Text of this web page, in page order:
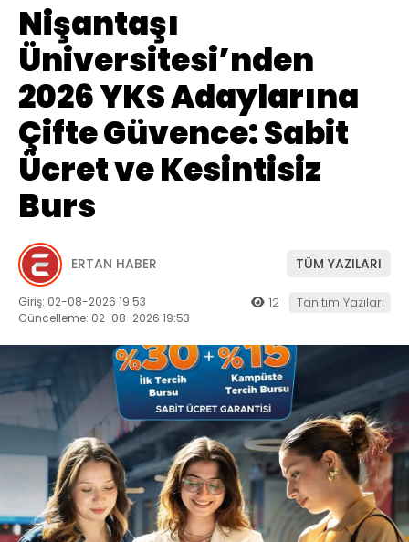
Nişantaşı
Üniversitesi’nden
2026 YKS Adaylarına
Çifte Güvence: Sabit
Ücret ve Kesintisiz
Burs
ERTAN HABER TÜM YAZILARI
Giriş: 02-08-2026 19:53
Güncelleme: 02-08-2026 19:53
12 Tanıtım Yazıları